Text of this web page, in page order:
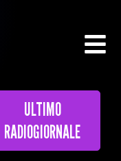
ULTIMO
RADIOGIORNALE